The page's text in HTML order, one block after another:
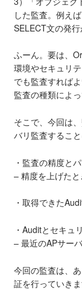
した監査。例え
SELECT文の発行
ふーん。要は、
環境やセキュリ
でも監査すれば
監査の種類によ
そこで、今回は
バリ監査するこ
・監査の精度と
– 精度を上げた
・取得できた
・Auditとセキュ
– 最近のAPサー
今回の監査は、
証を行っていき